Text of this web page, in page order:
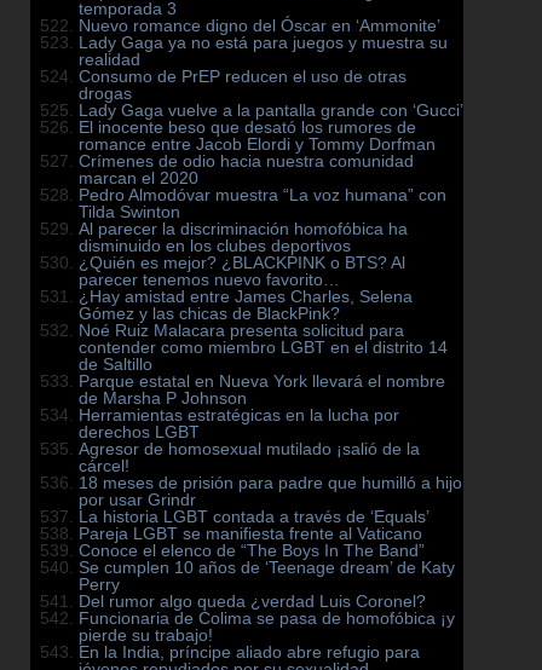
temporada 3
Nuevo romance digno del Óscar en ‘Ammonite’
Lady Gaga ya no está para juegos y muestra su
realidad
Consumo de PrEP reducen el uso de otras
drogas
Lady Gaga vuelve a la pantalla grande con ‘Gucci’
El inocente beso que desató los rumores de
romance entre Jacob Elordi y Tommy Dorfman
Crímenes de odio hacia nuestra comunidad
marcan el 2020
Pedro Almodóvar muestra “La voz humana” con
Tilda Swinton
Al parecer la discriminación homofóbica ha
disminuido en los clubes deportivos
¿Quién es mejor? ¿BLACKPINK o BTS? Al
parecer tenemos nuevo favorito…
¿Hay amistad entre James Charles, Selena
Gómez y las chicas de BlackPink?
Noé Ruiz Malacara presenta solicitud para
contender como miembro LGBT en el distrito 14
de Saltillo
Parque estatal en Nueva York llevará el nombre
de Marsha P Johnson
Herramientas estratégicas en la lucha por
derechos LGBT
Agresor de homosexual mutilado ¡salió de la
cárcel!
18 meses de prisión para padre que humilló a hijo
por usar Grindr
La historia LGBT contada a través de ‘Equals’
Pareja LGBT se manifiesta frente al Vaticano
Conoce el elenco de “The Boys In The Band”
Se cumplen 10 años de ‘Teenage dream’ de Katy
Perry
Del rumor algo queda ¿verdad Luis Coronel?
Funcionaria de Colima se pasa de homofóbica ¡y
pierde su trabajo!
En la India, príncipe aliado abre refugio para